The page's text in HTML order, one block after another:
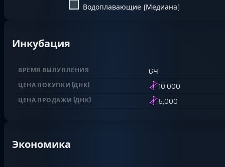
Водоплавающие (Медиана)
Инкубация
ВРЕМЯ ВЫЛУПЛЕНИЯ 6Ч
ЦЕНА ПОКУПКИ (ДНК) 10,000
ЦЕНА ПРОДАЖИ (ДНК) 5,000
Экономика